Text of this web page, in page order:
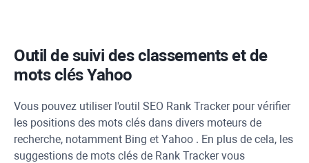
Outil de suivi des classements et de
mots clésYahoo
Vous pouvez utiliser l'outil SEO Rank Trackerpour vérifier
les positions des mots clés dans divers moteurs de
recherche, notamment Bing et Yahoo . En plus de cela, les
suggestions de mots clés de Rank Trackervous